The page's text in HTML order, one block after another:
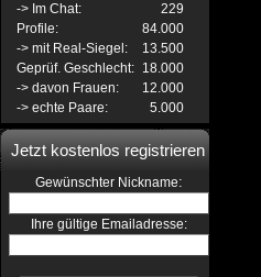
-> Im Chat:
229
Profile:
84.000
-> mit Real-Siegel:
13.500
Geprüf. Geschlecht: 18.000
-> davon Frauen:
12.000
-> echte Paare:
5.000
Jetzt kostenlos registrieren
Gewünschter Nickname:
Ihre gültige Emailadresse: